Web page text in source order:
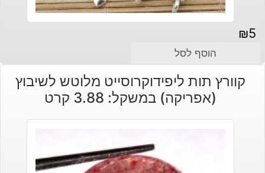
₪5
הוסף לסל
קוורץ תות ליפידוקרוסייט מלוטש לשיבוץ
(אפריקה) במשקל: 3.88 קרט